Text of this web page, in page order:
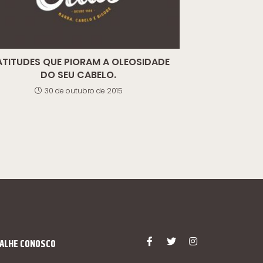
QUE PIORAM A OLEOSIDADE
DO SEU CABELO.
30 de outubro de 2015
CONOSCO